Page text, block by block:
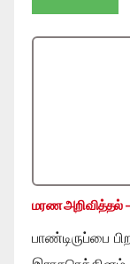
மரண அறிவித்தல் –
பாண்டிருப்பை